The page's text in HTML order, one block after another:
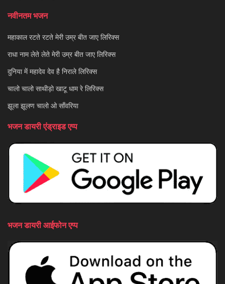
नवीनतम भजन
महाकाल रटते रटते मेरी उम्र बीत जाए लिरिक्स
राधा नाम लेते लेते मेरी उम्र बीत जाए लिरिक्स
दुनिया में महादेव देव है निराले लिरिक्स
चालो चालो साथीड़ो खाटू धाम रे लिरिक्स
झूला झूलण चालो ओ साँवरिया
भजन डायरी एंड्राइड एप्प
भजन डायरी आईफोन एप्प